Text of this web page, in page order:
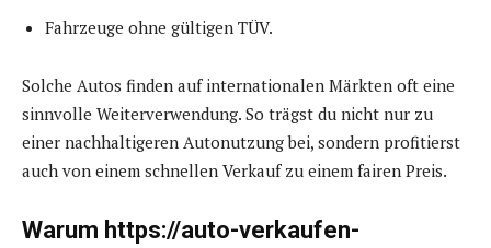
Fahrzeuge ohne gültigen TÜV.
Solche Autos finden auf internationalen Märkten oft eine
sinnvolle Weiterverwendung. So trägst du nicht nur zu
einer nachhaltigeren Autonutzung bei, sondern profitierst
auch von einem schnellen Verkauf zu einem fairen Preis.
Warum https://auto-verkaufen-